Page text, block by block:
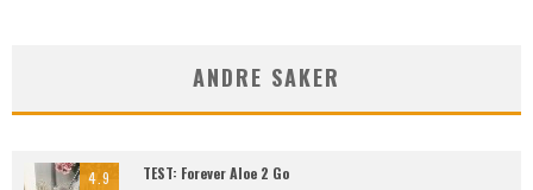
ANDRE SAKER
4.9 TEST: Forever Aloe 2 Go